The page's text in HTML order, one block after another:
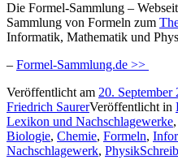
Die Formel-Sammlung –
Sammlung von Formeln zum
Informatik, Mathematik und
– Formel-Sammlung.de >>
Veröffentlicht am 20. September
Friedrich SaurerVeröffentlicht in
Lexikon und Nachschlagewerke,
Biologie, Chemie, Formeln,
Nachschlagewerk, Physik